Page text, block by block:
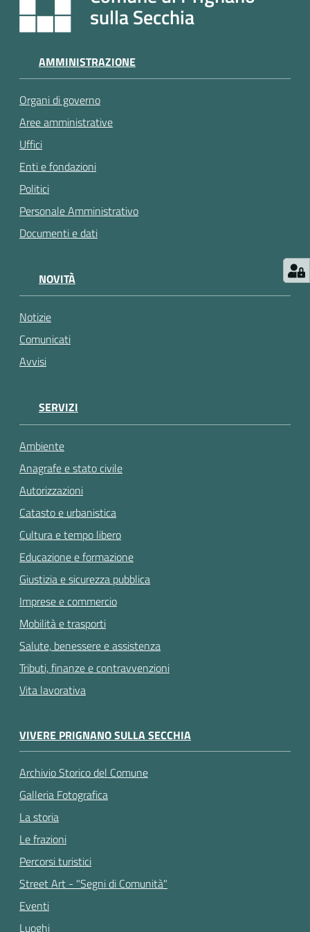
a
p
t
a
m
e
n
t
o
Tutti
gli
argomenti...
sulla Secchia
AMMINISTRAZIONE
Organi di governo
Aree amministrative
Uffici
Enti e fondazioni
Politici
Personale Amministrativo
Documenti e dati
NOVITÀ
Notizie
Comunicati
Avvisi
SERVIZI
Ambiente
Anagrafe e stato civile
Autorizzazioni
Catasto e urbanistica
Cultura e tempo libero
Educazione e formazione
Giustizia e sicurezza pubblica
Imprese e commercio
Mobilità e trasporti
Salute, benessere e assistenza
Tributi, finanze e contravvenzioni
Vita lavorativa
VIVERE PRIGNANO SULLA SECCHIA
Archivio Storico del Comune
Galleria Fotografica
La storia
Le frazioni
Percorsi turistici
Street Art - "Segni di Comunità"
Eventi
Luoghi